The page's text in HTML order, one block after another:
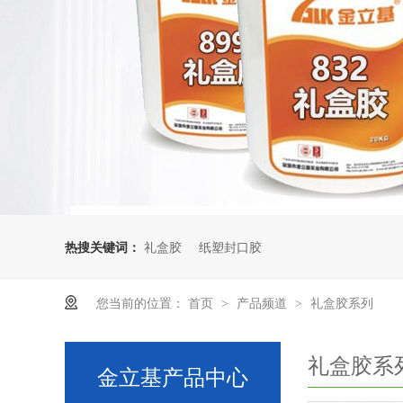
热搜关键词： 礼盒胶 纸塑封口胶
您当前的位置： 首页 > 产品频道 > 礼盒胶系列
礼盒胶系
金立基产品中心